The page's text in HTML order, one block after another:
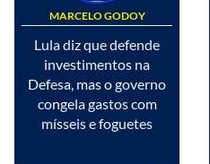
MARCELO GODOY
Lula diz que defende
investimentos na
Defesa, mas o governo
congela gastos com
mísseis e foguetes